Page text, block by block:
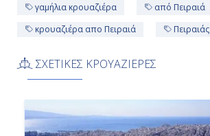
γαμήλια κρουαζιέρα
από Πειραιά
κρουαζιέρα απο Πειραιά
Πειραιάς
ΣΧΕΤΙΚΕΣ ΚΡΟΥΑΖΙΕΡΕΣ